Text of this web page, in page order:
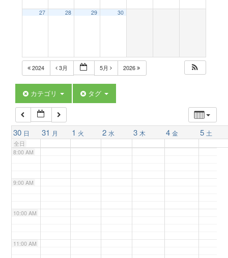
i
27 28 29 30
2024 3月 5月 2026
カテゴリ タグ
30 日 31 月 1 火 2 水 3 木 4 金 5 土
全日
5:00 AM
6:00 AM
7:00 AM
8:00 AM
9:00 AM
10:00 AM
11:00 AM